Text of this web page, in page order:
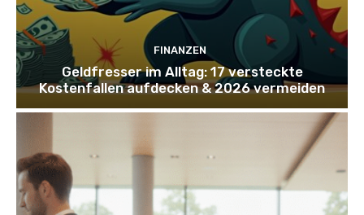
FINANZEN
Geldfresser im Alltag: 17 versteckte
Kostenfallen aufdecken & 2026 vermeiden